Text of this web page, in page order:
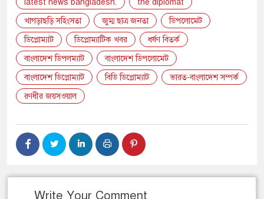
খাগড়াছড়ি সহিংসতা
জুম্ম ছাত্র জনতা
ডিপলোমেট
ডিপ্লোম্যাট
ডিপ্লোম্যাটিক খবর
ধর্ষণ বিতর্ক
বাংলাদেশ ডিপলম্যাট
বাংলাদেশ ডিপলোমেট
বাংলাদেশ ডিপ্লোম্যাট
বিডি ডিপ্লোম্যাট
ভারত-বাংলাদেশ সম্পর্ক
রণধীর জয়সওয়াল
Write Your Comment